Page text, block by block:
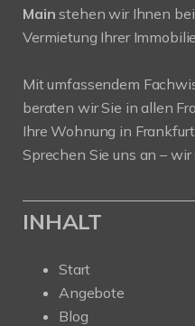
Main stehen wir Ihnen
Vermietung Ihrer
Mit umfassendem
beraten wir Sie in allen
Ihre Wohnung in
Sprechen Sie uns an – wir
INHALT
Start
Angebote
Blog